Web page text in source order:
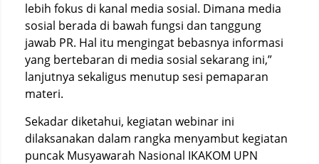
lebih fokus di kanal media sosial. Dimana media
sosial berada di bawah fungsi dan tanggung
jawab PR. Hal itu mengingat bebasnya informasi
yang bertebaran di media sosial sekarang ini,”
lanjutnya sekaligus menutup sesi pemaparan
materi.
Sekadar diketahui, kegiatan webinar ini
dilaksanakan dalam rangka menyambut kegiatan
puncak Musyawarah Nasional IKAKOM UPN